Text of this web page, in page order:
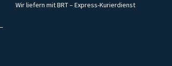
Wir liefern mit BRT – Express-Kurierdienst